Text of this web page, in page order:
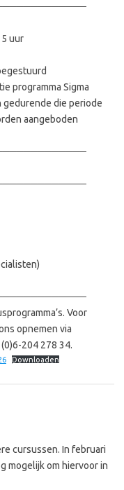
uur
programma Sigma
die periode
aangeboden
Voor
opnemen via
204 278 34.
Downloaden
cursussen. In februari
mogelijk om hiervoor in